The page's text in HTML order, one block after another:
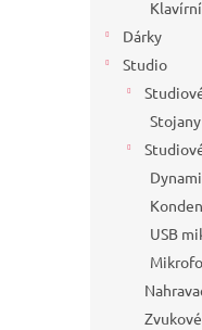
Dárky
Studio
USB